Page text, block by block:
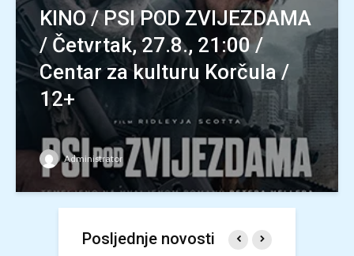
KINO / PSI POD ZVIJEZDAMA
/ Četvrtak, 27.8., 21:00 /
Centar za kulturu Korčula /
12+
Administrator
Posljednje novosti